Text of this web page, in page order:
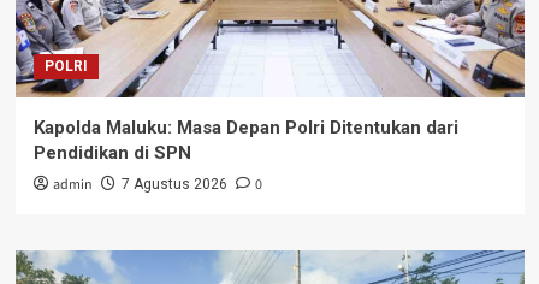
POLRI
Kapolda Maluku: Masa Depan Polri Ditentukan dari
Pendidikan di SPN
admin 7 Agustus 2026 0